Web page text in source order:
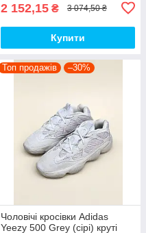
2 152,15 ₴ 3 074,50 ₴
Купити
Топ продажів –30%
Чоловічі кросівки Adidas
Yeezy 500 Grey (сірі) круті